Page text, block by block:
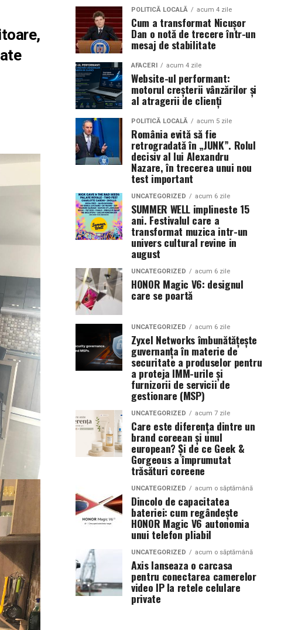
POLITICĂ LOCALĂ acum 4 zile
Cum a transformat Nicușor
Dan o notă de trecere într-un
mesaj de stabilitate
AFACERI acum 4 zile
Website-ul performant:
motorul creșterii vânzărilor și
al atragerii de clienți
POLITICĂ LOCALĂ acum 5 zile
România evită să fie
retrogradată în „JUNK”. Rolul
decisiv al lui Alexandru
Nazare, în trecerea unui nou
test important
UNCATEGORIZED acum 6 zile
SUMMER WELL implineste 15
ani. Festivalul care a
transformat muzica intr-un
univers cultural revine in
august
UNCATEGORIZED acum 6 zile
HONOR Magic V6: designul
care se poartă
UNCATEGORIZED acum 6 zile
Zyxel Networks îmbunătățește
guvernanța în materie de
securitate a produselor pentru
a proteja IMM-urile și
furnizorii de servicii de
gestionare (MSP)
UNCATEGORIZED acum 7 zile
Care este diferența dintre un
brand coreean și unul
european? Și de ce Geek &
Gorgeous a împrumutat
trăsături coreene
UNCATEGORIZED acum o săptămână
Dincolo de capacitatea
bateriei: cum regândește
HONOR Magic V6 autonomia
unui telefon pliabil
UNCATEGORIZED acum o săptămână
Axis lanseaza o carcasa
pentru conectarea camerelor
video IP la retele celulare
private